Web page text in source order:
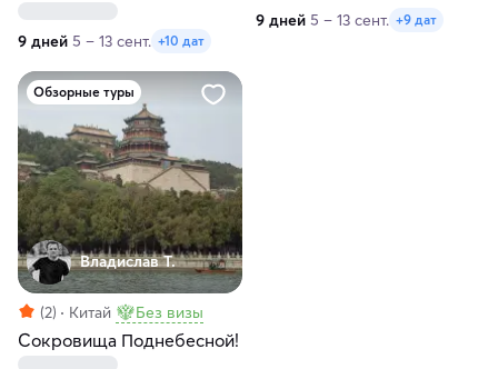
9 дней 5 – 13 сент. +10 дат
9 дней 5 – 13 сент. +9 дат
Обзорные туры
Владислав Т.
(2) Китай Без визы
Сокровища Поднебесной!